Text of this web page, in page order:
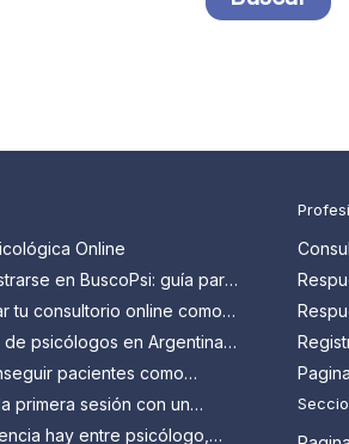
Online
en BuscoPsi: guía para
quieren conseguir más
tu consultorio online como
Argentina: guía paso a
psicólogos en Argentina:
y cómo aprovecharlos
pacientes como
Argentina?
primera sesión con un
Todo lo que tenés que
hay entre psicólogo,